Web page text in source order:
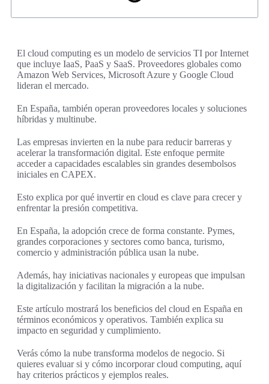
El cloud computing es un modelo de servicios TI por Internet
que incluye IaaS, PaaS y SaaS. Proveedores globales como
Amazon Web Services, Microsoft Azure y Google Cloud
lideran el mercado.
En España, también operan proveedores locales y soluciones
híbridas y multinube.
Las empresas invierten en la nube para reducir barreras y
acelerar la transformación digital. Este enfoque permite
acceder a capacidades escalables sin grandes desembolsos
iniciales en CAPEX.
Esto explica por qué invertir en cloud es clave para crecer y
enfrentar la presión competitiva.
En España, la adopción crece de forma constante. Pymes,
grandes corporaciones y sectores como banca, turismo,
comercio y administración pública usan la nube.
Además, hay iniciativas nacionales y europeas que impulsan
la digitalización y facilitan la migración a la nube.
Este artículo mostrará los beneficios del cloud en España en
términos económicos y operativos. También explica su
impacto en seguridad y cumplimiento.
Verás cómo la nube transforma modelos de negocio. Si
quieres evaluar si y cómo incorporar cloud computing, aquí
hay criterios prácticos y ejemplos reales.